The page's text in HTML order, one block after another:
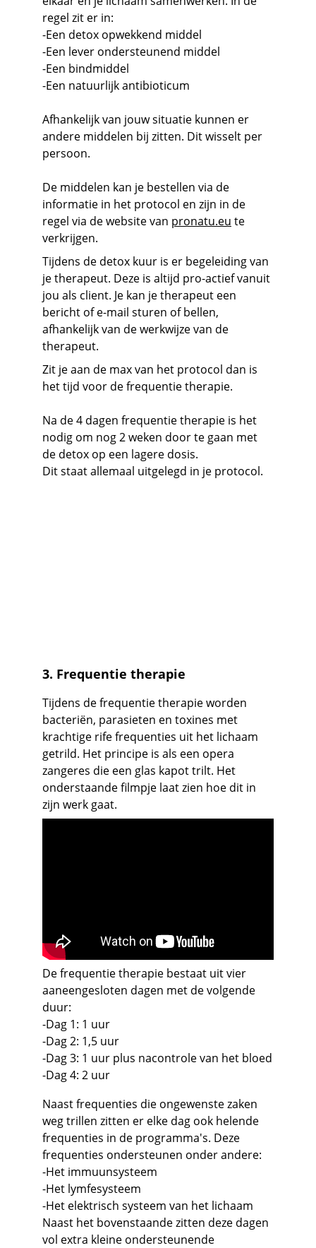
regel zit er in:
-Een detox opwekkend middel
-Een lever ondersteunend middel
-Een bindmiddel
-Een natuurlijk antibioticum
Afhankelijk van jouw situatie kunnen er
andere middelen bij zitten. Dit wisselt per
persoon.
De middelen kan je bestellen via de
informatie in het protocol en zijn in de
regel via de website van pronatu.eu te
verkrijgen.
Tijdens de detox kuur is er begeleiding van
je therapeut. Deze is altijd pro-actief vanuit
jou als client. Je kan je therapeut een
bericht of e-mail sturen of bellen,
afhankelijk van de werkwijze van de
therapeut.
Zit je aan de max van het protocol dan is
het tijd voor de frequentie therapie.
Na de 4 dagen frequentie therapie is het
nodig om nog 2 weken door te gaan met
de detox op een lagere dosis.
Dit staat allemaal uitgelegd in je protocol.
Tijdens de frequentie therapie worden
bacteriën, parasieten en toxines met
krachtige rife frequenties uit het lichaam
getrild. Het principe is als een opera
zangeres die een glas kapot trilt. Het
onderstaande filmpje laat zien hoe dit in
zijn werk gaat.
3. Frequentie therapie
De frequentie therapie bestaat uit vier
aaneengesloten dagen met de volgende
duur:
-Dag 1: 1 uur
-Dag 2: 1,5 uur
-Dag 3: 1 uur plus nacontrole van het bloed
-Dag 4: 2 uur
Naast frequenties die ongewenste zaken
weg trillen zitten er elke dag ook helende
frequenties in de programma's. Deze
frequenties ondersteunen onder andere:
-Het immuunsysteem
-Het lymfesysteem
-Het elektrisch systeem van het lichaam
Naast het bovenstaande zitten deze dagen
vol extra kleine ondersteunende